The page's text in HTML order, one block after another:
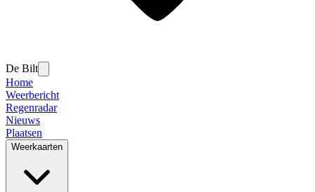
De Bilt
Home
Weerbericht
Regenradar
Nieuws
Plaatsen
Weerkaarten